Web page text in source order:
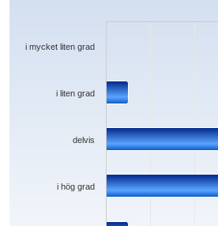
The chart has 1 X axis displaying categories.
i hög grad
delvis
i liten grad
i mycket liten grad